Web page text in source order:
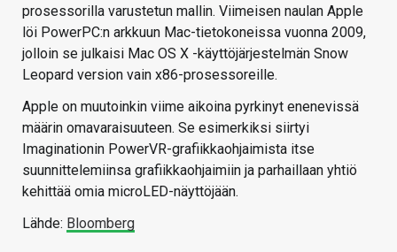
prosessorilla varustetun mallin. Viimeisen naulan Apple
löi PowerPC:n arkkuun Mac-tietokoneissa vuonna 2009,
jolloin se julkaisi Mac OS X -käyttöjärjestelmän Snow
Leopard version vain x86-prosessoreille.
Apple on muutoinkin viime aikoina pyrkinyt enenevissä
määrin omavaraisuuteen. Se esimerkiksi siirtyi
Imaginationin PowerVR-grafiikkaohjaimista itse
suunnittelemiinsa grafiikkaohjaimiin ja parhaillaan yhtiö
kehittää omia microLED-näyttöjään.
Lähde: Bloomberg